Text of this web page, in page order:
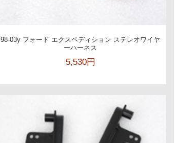
98-03y フォード エクスペディション ステレオワイヤ
ーハーネス
5,530円